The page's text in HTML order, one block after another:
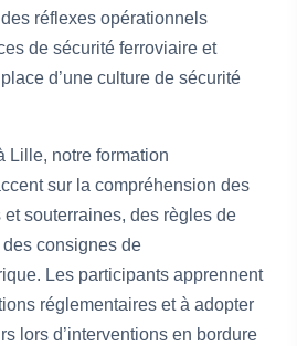
réflexes opérationnels
de sécurité ferroviaire et
d’une culture de sécurité
Lille, notre formation
sur la compréhension des
souterraines, des règles de
consignes de
Les participants apprennent
réglementaires et à adopter
lors d’interventions en bordure